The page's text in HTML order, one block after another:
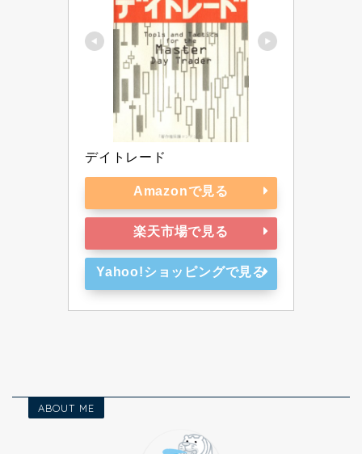
デイトレード
Amazonで見る
楽天市場で見る
Yahoo!ショッピングで見る
ABOUT ME